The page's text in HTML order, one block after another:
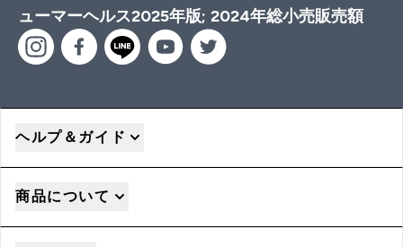
ューマーヘルス2025年版; 2024年総小売販売額
ヘルプ＆ガイド
商品について